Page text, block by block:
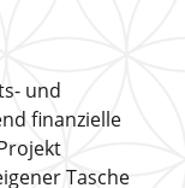
und
finanzielle
Tasche